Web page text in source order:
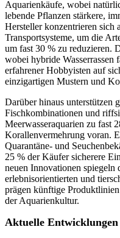
Aquarienkäufe, wobei
lebende Pflanzen stärkere,
Hersteller konzentrieren sich
Transportsysteme, um die
um fast 30 % zu reduzieren.
wobei hybride Wasserrassen
erfahrener Hobbyisten auf
einzigartigen Mustern und
Darüber hinaus unterstützen
Fischkombinationen und
Meerwasseraquarien zu fast
Korallenvermehrung voran.
Quarantäne- und
25 % der Käufer sicherere
neuen Innovationen spiegeln
erlebnisorientierten und
prägen künftige
der Aquarienkultur.
Aktuelle Entwicklungen